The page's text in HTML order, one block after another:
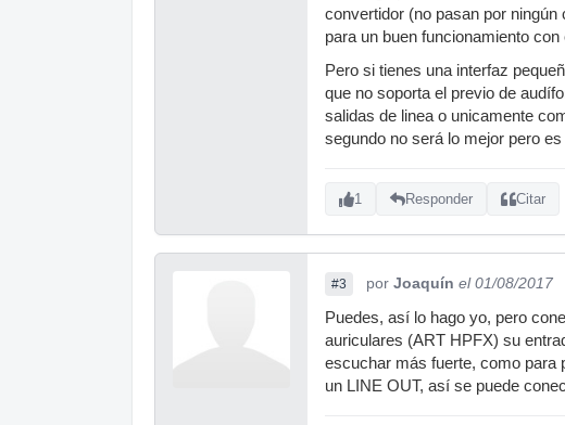
convertidor (no pasan por
para un buen funcionamiento con
Pero si tienes una interfaz
que no soporta el previo de
salidas de linea o unicamente
segundo no será lo mejor pero
1 Responder Citar
#3 por Joaquín el 01/08/2017
Puedes, así lo hago yo, pero
auriculares (ART HPFX) su
escuchar más fuerte, como para
un LINE OUT, así se puede